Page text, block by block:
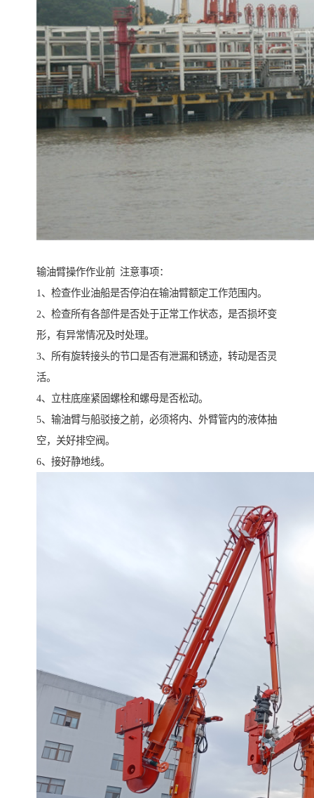
输油臂操作作业前 注意事项：
1、检查作业油船是否停泊在输油臂额定工作范围内。
2、检查所有各部件是否处于正常工作状态，是否损坏变
形，有异常情况及时处理。
3、所有旋转接头的节口是否有泄漏和锈迹，转动是否灵
活。
4、立柱底座紧固螺栓和螺母是否松动。
5、输油臂与船驳接之前，必须将内、外臂管内的液体抽
空，关好排空阀。
6、接好静地线。